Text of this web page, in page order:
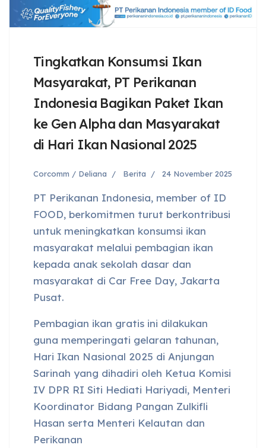
Tingkatkan Konsumsi Ikan
Masyarakat, PT Perikanan
Indonesia Bagikan Paket Ikan
ke Gen Alpha dan Masyarakat
di Hari Ikan Nasional 2025
Corcomm / Deliana Berita 24 November 2025
PT Perikanan Indonesia, member of ID
FOOD, berkomitmen turut berkontribusi
untuk meningkatkan konsumsi ikan
masyarakat melalui pembagian ikan
kepada anak sekolah dasar dan
masyarakat di Car Free Day, Jakarta
Pusat.
Pembagian ikan gratis ini dilakukan
guna memperingati gelaran tahunan,
Hari Ikan Nasional 2025 di Anjungan
Sarinah yang dihadiri oleh Ketua Komisi
IV DPR RI Siti Hediati Hariyadi, Menteri
Koordinator Bidang Pangan Zulkifli
Hasan serta Menteri Kelautan dan
Perikanan